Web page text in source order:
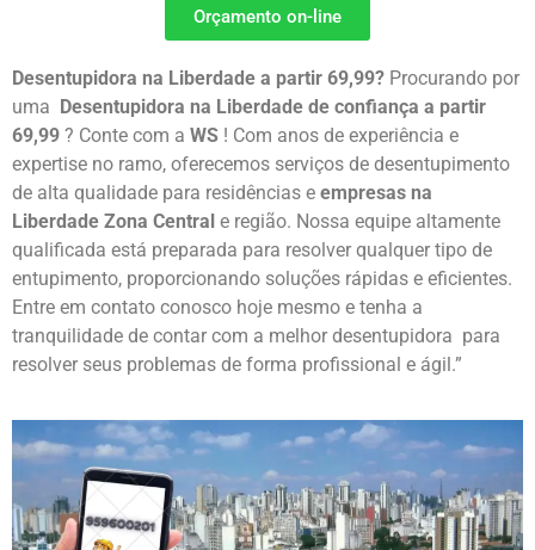
Orçamento on-line
Desentupidora na Liberdade a partir 69,99? Procurando por
uma Desentupidora na Liberdade de confiança a partir
69,99 ? Conte com a WS ! Com anos de experiência e
expertise no ramo, oferecemos serviços de desentupimento
de alta qualidade para residências e empresas na
Liberdade Zona Central e região. Nossa equipe altamente
qualificada está preparada para resolver qualquer tipo de
entupimento, proporcionando soluções rápidas e eficientes.
Entre em contato conosco hoje mesmo e tenha a
tranquilidade de contar com a melhor desentupidora para
resolver seus problemas de forma profissional e ágil.”